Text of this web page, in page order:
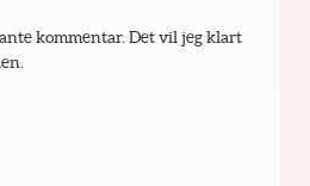
kommentar. Det vil jeg klart